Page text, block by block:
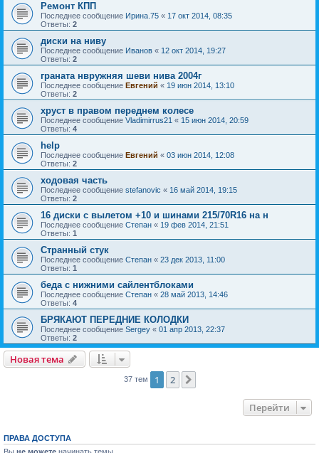
Ремонт КПП
Последнее сообщение Ирина.75 « 17 окт 2014, 08:35
Ответы: 2
диски на ниву
Последнее сообщение Иванов « 12 окт 2014, 19:27
Ответы: 2
граната нвружняя шеви нива 2004г
Последнее сообщение Евгений « 19 июн 2014, 13:10
Ответы: 2
хруст в правом переднем колесе
Последнее сообщение Vladimirrus21 « 15 июн 2014, 20:59
Ответы: 4
help
Последнее сообщение Евгений « 03 июн 2014, 12:08
Ответы: 2
ходовая часть
Последнее сообщение stefanovic « 16 май 2014, 19:15
Ответы: 2
16 диски с вылетом +10 и шинами 215/70R16 на н
Последнее сообщение Степан « 19 фев 2014, 21:51
Ответы: 1
Странный стук
Последнее сообщение Степан « 23 дек 2013, 11:00
Ответы: 1
беда с нижними сайлентблоками
Последнее сообщение Степан « 28 май 2013, 14:46
Ответы: 4
БРЯКАЮТ ПЕРЕДНИЕ КОЛОДКИ
Последнее сообщение Sergey « 01 апр 2013, 22:37
Ответы: 2
Новая тема
37 тем 1 2
Перейти
ПРАВА ДОСТУПА